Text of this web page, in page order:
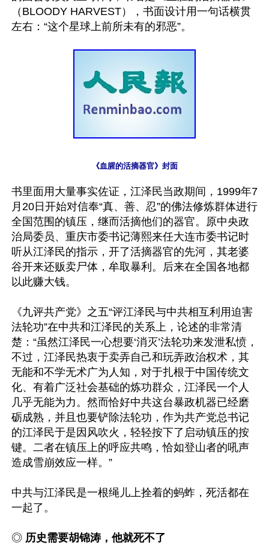
（BLOODY HARVEST），书面设计用一句话横贯
《血腥的活摘器官》封面
书里面用大量事实佐证，江泽民当政期间，1999年7
月20日开始对信奉“真、善、忍”的佛法修炼群体进行
全国范围的镇压，继而活摘他们的器官。原中央政
治局委员、重庆市委书记薄熙来任大连市委书记时
听从江泽民的指示，开了活摘器官的先河，其老婆
谷开来还贩卖尸体，牟取暴利。后来在全国各地都
以此赚大钱。
《九评共产党》之五“评江泽民与中共相互利用迫害
法轮功”在中共和江泽民的关系上，论述的非常清
楚：“虽然江泽民一心想要‘消灭’法轮功来发泄私愤，
不过，江泽民热衷于卖弄自己和玩弄政治权术，其
无能和不学无术广为人知，对于扎根于中国传统文
化、有着广泛社会基础的炼功群众，江泽民一个人
几乎无能为力。然而恰好中共这台暴政机器已经磨
砺成熟，并且也要铲除法轮功，作为共产党总书记
的江泽民于是因风吹火，轻轻按下了启动镇压的按
键。二者在镇压上的呼应共鸣，恰如登山者的吼声
造成雪崩效应一样。”
中共与江泽民是一根绳儿上拴着的蚂蚱，死活都在
一起了。
◎ 历史需要胡锦涛，他就死不了